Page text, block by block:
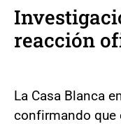
reacción
La Casa Blanca
confirmando que